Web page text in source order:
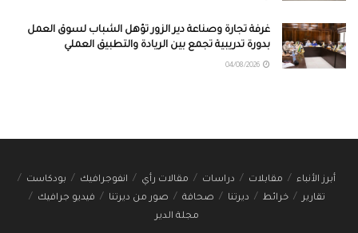
غرفة تجارة وصناعة دير الزور تؤهل الشباب لسوق العمل
بدورة تدريبية تجمع بين الريادة والتطبيق العملي
أبرز الأنباء مقابلات دراسات مقالات رأي انفوجرافيك
بودكاست
تقارير
خرائط ديرتنا صحافة صور من ديرتنا
فيديو جرافيك
مجلة الدير